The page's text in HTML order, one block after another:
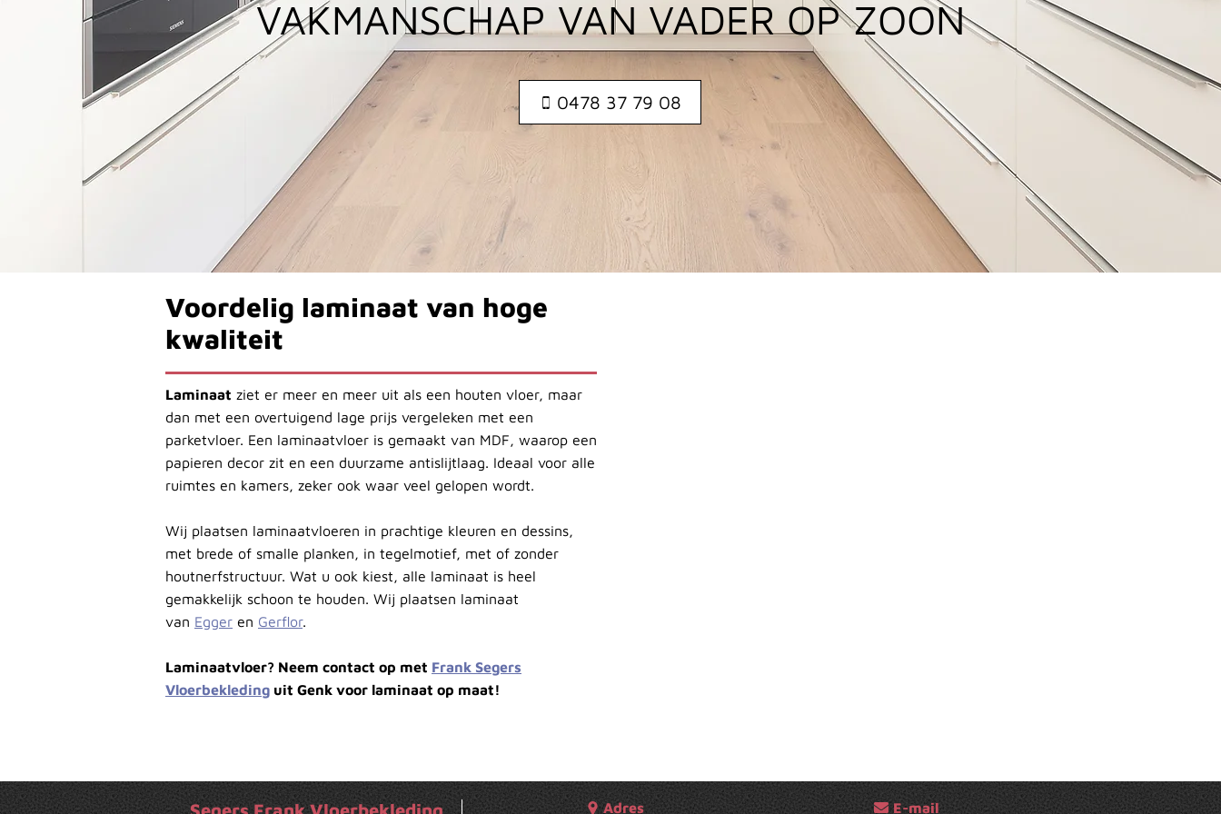
VAKMANSCHAP VAN VADER OP ZOON
0478 37 79 08
Voordelig laminaat van hoge
kwaliteit
Laminaat ziet er meer en meer uit als een houten vloer, maar
dan met een overtuigend lage prijs vergeleken met een
parketvloer. Een laminaatvloer is gemaakt van MDF, waarop een
papieren decor zit en een duurzame antislijtlaag. Ideaal voor alle
ruimtes en kamers, zeker ook waar veel gelopen wordt.
Wij plaatsen laminaatvloeren in prachtige kleuren en dessins,
met brede of smalle planken, in tegelmotief, met of zonder
houtnerfstructuur. Wat u ook kiest, alle laminaat is heel
gemakkelijk schoon te houden. Wij plaatsen laminaat
van Egger en Gerflor.
Laminaatvloer? Neem contact op met Frank Segers
Vloerbekleding uit Genk voor laminaat op maat!
Adres E-mail